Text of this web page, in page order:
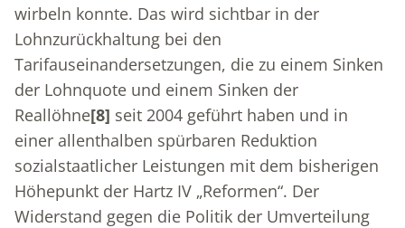
wirbeln konnte. Das wird sichtbar in der
Lohnzurückhaltung bei den
Tarifauseinandersetzungen, die zu einem Sinken
der Lohnquote und einem Sinken der
Reallöhne[8] seit 2004 geführt haben und in
einer allenthalben spürbaren Reduktion
sozialstaatlicher Leistungen mit dem bisherigen
Höhepunkt der Hartz IV „Reformen“. Der
Widerstand gegen die Politik der Umverteilung